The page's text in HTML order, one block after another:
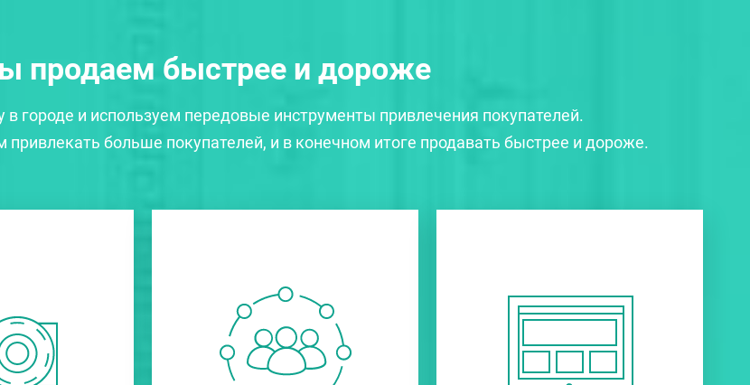
продаем быстрее и дороже
городе и используем передовые инструменты привлечения покупателей.
больше покупателей, и в конечном итоге продавать быстрее и дороже.